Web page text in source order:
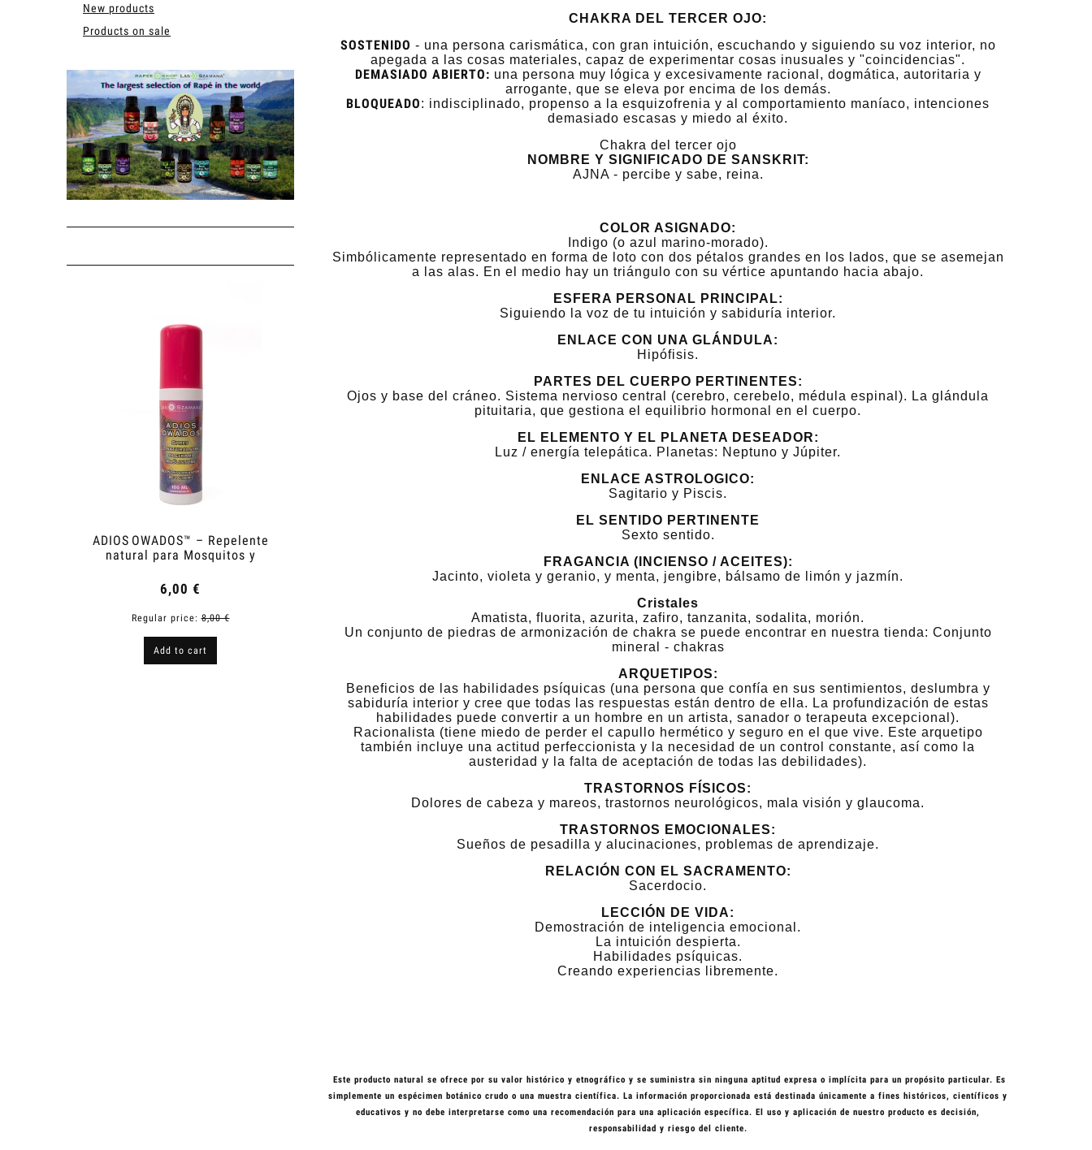
New products
Products on sale
ADIOS OWADOS™ – Repelente
natural para Mosquitos y
6,00 €
Regular price:8,00 €
Add to cart
Champú hidratante Moistouch
Regular price:38,00 €
Add to cart
10,50 €
Regular price:
CHAKRA DEL TERCER OJO:
SOSTENIDO - una persona carismática, con gran intuición, escuchando y siguiendo su voz interior, no
apegada a las cosas materiales, capaz de experimentar cosas inusuales y "coincidencias".
DEMASIADO ABIERTO: una persona muy lógica y excesivamente racional, dogmática, autoritaria y
arrogante, que se eleva por encima de los demás.
BLOQUEADO: indisciplinado, propenso a la esquizofrenia y al comportamiento maníaco, intenciones
demasiado escasas y miedo al éxito.
Chakra del tercer ojo
NOMBRE Y SIGNIFICADO DE SANSKRIT:
AJNA - percibe y sabe, reina.
COLOR ASIGNADO:
Indigo (o azul marino-morado).
Simbólicamente representado en forma de loto con dos pétalos grandes en los lados, que se asemejan
a las alas. En el medio hay un triángulo con su vértice apuntando hacia abajo.
ESFERA PERSONAL PRINCIPAL:
Siguiendo la voz de tu intuición y sabiduría interior.
ENLACE CON UNA GLÁNDULA:
Hipófisis.
PARTES DEL CUERPO PERTINENTES:
Ojos y base del cráneo. Sistema nervioso central (cerebro, cerebelo, médula espinal). La glándula
pituitaria, que gestiona el equilibrio hormonal en el cuerpo.
EL ELEMENTO Y EL PLANETA DESEADOR:
Luz / energía telepática. Planetas: Neptuno y Júpiter.
ENLACE ASTROLOGICO:
Sagitario y Piscis.
EL SENTIDO PERTINENTE
Sexto sentido.
FRAGANCIA (INCIENSO / ACEITES):
Jacinto, violeta y geranio, y menta, jengibre, bálsamo de limón y jazmín.
Cristales
Amatista, fluorita, azurita, zafiro, tanzanita, sodalita, morión.
Un conjunto de piedras de armonización de chakra se puede encontrar en nuestra tienda: Conjunto
mineral - chakras
ARQUETIPOS:
Beneficios de las habilidades psíquicas (una persona que confía en sus sentimientos, deslumbra y
sabiduría interior y cree que todas las respuestas están dentro de ella. La profundización de estas
habilidades puede convertir a un hombre en un artista, sanador o terapeuta excepcional).
Racionalista (tiene miedo de perder el capullo hermético y seguro en el que vive. Este arquetipo
también incluye una actitud perfeccionista y la necesidad de un control constante, así como la
austeridad y la falta de aceptación de todas las debilidades).
TRASTORNOS FÍSICOS:
Dolores de cabeza y mareos, trastornos neurológicos, mala visión y glaucoma.
TRASTORNOS EMOCIONALES:
Sueños de pesadilla y alucinaciones, problemas de aprendizaje.
RELACIÓN CON EL SACRAMENTO:
Sacerdocio.
LECCIÓN DE VIDA:
Demostración de inteligencia emocional.
La intuición despierta.
Habilidades psíquicas.
Creando experiencias libremente.
Este producto natural se ofrece por su valor histórico y etnográfico y se suministra sin ninguna aptitud expresa o implícita para un propósito particular. Es
simplemente un espécimen botánico crudo o una muestra científica. La información proporcionada está destinada únicamente a fines históricos, científicos y
educativos y no debe interpretarse como una recomendación para una aplicación específica. El uso y aplicación de nuestro producto es decisión,
responsabilidad y riesgo del cliente.